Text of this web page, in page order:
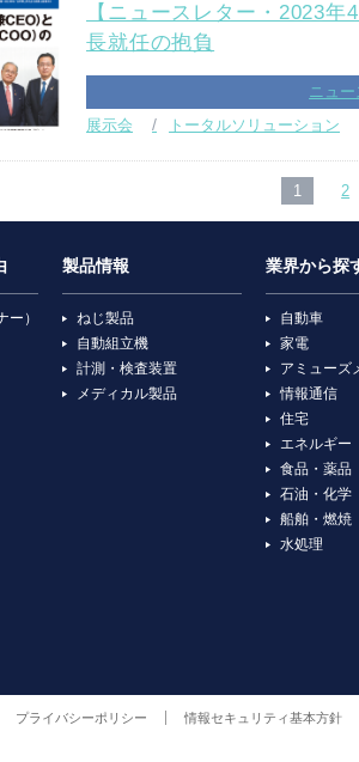
【ニュースレター・2023
長就任の抱負
ニュ
展示会
トータルソリューション
1 2
）
製品情報
ねじ製品
自動組立機
計測・検査装置
メディカル製品
業界から探
自動車
家電
アミューズ
情報通信
住宅
エネルギー
食品・薬品
石油・化学
船舶・燃焼
水処理
プライバシーポリシー 情報セキュリティ基本方針